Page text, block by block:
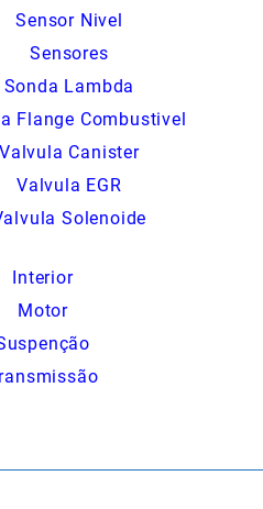
Sensor Nivel
Sensores
Sonda Lambda
Flange Combustivel
Valvula Canister
Valvula EGR
Solenoide
Interior
Motor